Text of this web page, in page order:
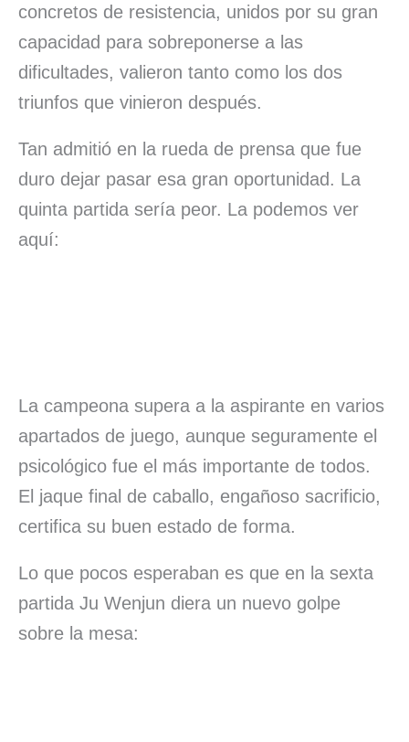
concretos de resistencia, unidos por su gran
capacidad para sobreponerse a las
dificultades, valieron tanto como los dos
triunfos que vinieron después.
Tan admitió en la rueda de prensa que fue
duro dejar pasar esa gran oportunidad. La
quinta partida sería peor. La podemos ver
aquí:
La campeona supera a la aspirante en varios
apartados de juego, aunque seguramente el
psicológico fue el más importante de todos.
El jaque final de caballo, engañoso sacrificio,
certifica su buen estado de forma.
Lo que pocos esperaban es que en la sexta
partida Ju Wenjun diera un nuevo golpe
sobre la mesa: